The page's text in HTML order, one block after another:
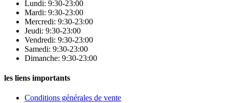
Lundi: 9:30-23:00
Mardi: 9:30-23:00
Mercredi: 9:30-23:00
Jeudi: 9:30-23:00
Vendredi: 9:30-23:00
Samedi: 9:30-23:00
Dimanche: 9:30-23:00
les liens importants
Conditions générales de vente